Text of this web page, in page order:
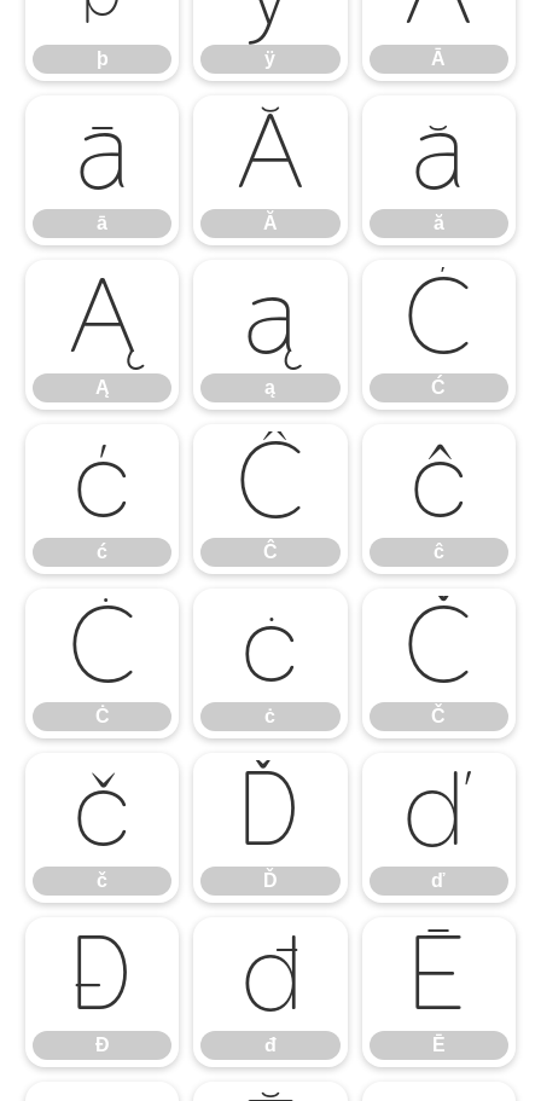
þ ÿ Ā
ā
ā
Ă
Ă
ă
ă
Ą
Ą
ą
ą
Ć
Ć
ć
ć
Ĉ
Ĉ
ĉ
ĉ
Ċ
Ċ
ċ
ċ
Č
Č
č
č
Ď
Ď
ď
ď
Đ
Đ
đ
đ
Ē
Ē